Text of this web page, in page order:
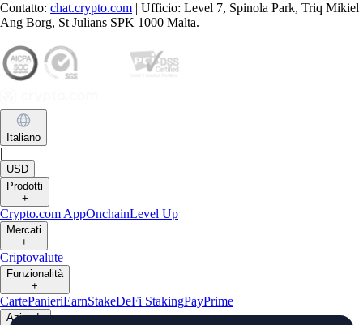
Contatto: chat.crypto.com | Ufficio: Level 7, Spinola Park, Triq Mikiel
Ang Borg, St Julians SPK 1000 Malta.
Italiano
|
USD
Prodotti
+
Crypto.com AppOnchainLevel Up
Mercati
+
Criptovalute
Funzionalità
+
CartePanieriEarnStakeDeFi StakingPayPrime
Aziende